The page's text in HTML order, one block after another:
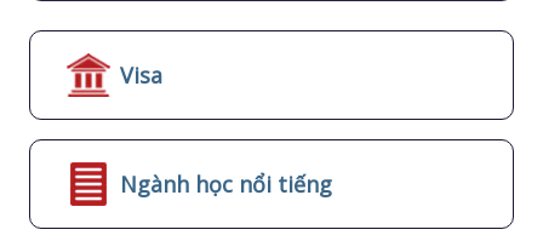
Visa
Ngành học nổi tiếng